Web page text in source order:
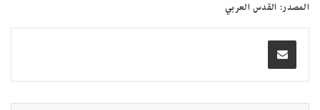
المصدر: القدس العربي